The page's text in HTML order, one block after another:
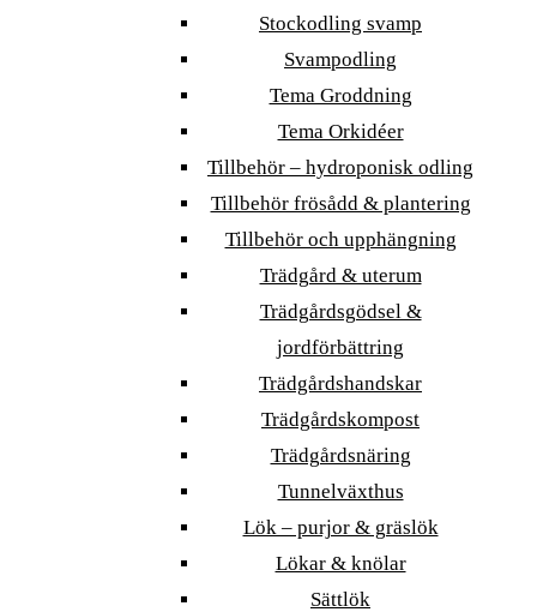
Stockodling svamp
Svampodling
Tema Groddning
Tema Orkidéer
Tillbehör – hydroponisk odling
Tillbehör frösådd & plantering
Tillbehör och upphängning
Trädgård & uterum
Trädgårdsgödsel &
jordförbättring
Trädgårdshandskar
Trädgårdskompost
Trädgårdsnäring
Tunnelväxthus
Lök – purjor & gräslök
Lökar & knölar
Sättlök